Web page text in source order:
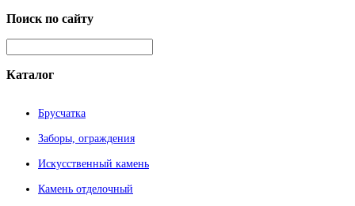
Поиск по сайту
Каталог
Брусчатка
Заборы, ограждения
Искусственный камень
Камень отделочный